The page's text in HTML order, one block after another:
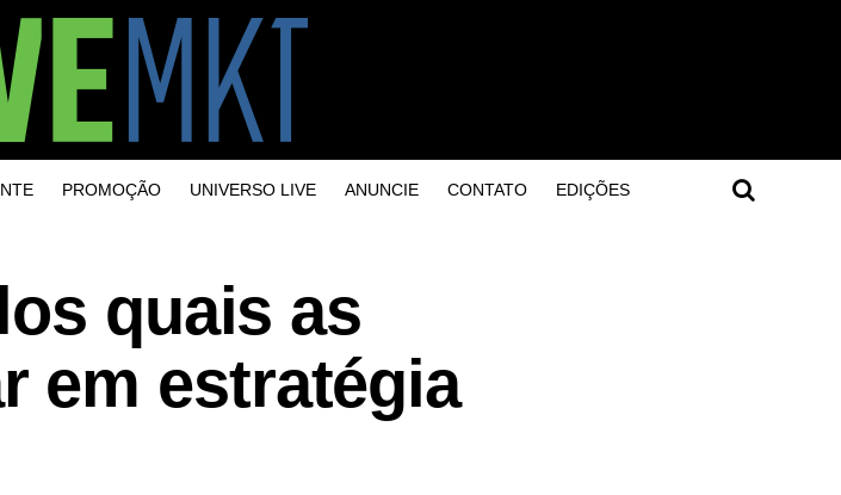
PROMOÇÃO UNIVERSO LIVE ANUNCIE CONTATO EDIÇÕES
quais as
em estratégia